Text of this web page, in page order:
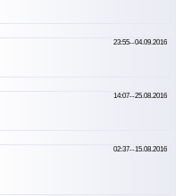
23:55--04.09.2016
14:07--25.08.2016
02:37--15.08.2016